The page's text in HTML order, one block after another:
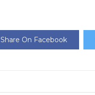
Share On Facebook